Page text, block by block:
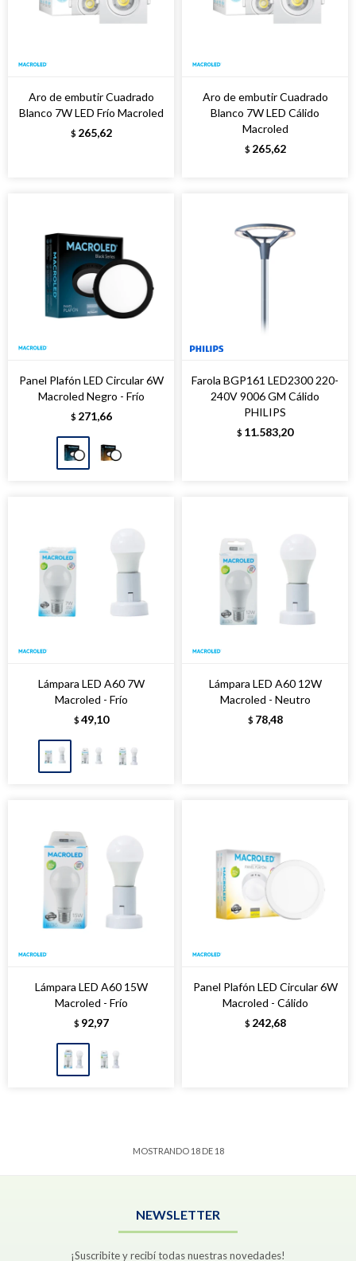
Aro de embutir Cuadrado
Blanco 7W LED Frío Macroled
$ 265,62
Aro de embutir Cuadrado
Blanco 7W LED Cálido
Macroled
$ 265,62
Panel Plafón LED Circular 6W
Macroled Negro - Frío
$ 271,66
Farola BGP161 LED2300 220-
240V 9006 GM Cálido
PHILIPS
$ 11.583,20
Lámpara LED A60 7W
Macroled - Frío
$ 49,10
Lámpara LED A60 12W
Macroled - Neutro
$ 78,48
Lámpara LED A60 15W
Macroled - Frío
$ 92,97
Panel Plafón LED Circular 6W
Macroled - Cálido
$ 242,68
MOSTRANDO 18DE 18
NEWSLETTER
¡Suscribite y recibí todas nuestras novedades!